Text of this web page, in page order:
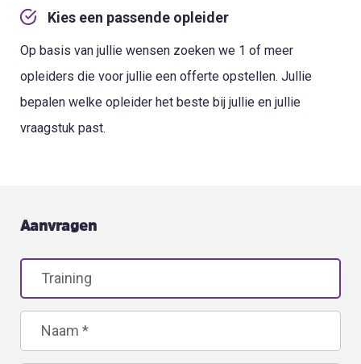
Kies een passende opleider
Op basis van jullie wensen zoeken we 1 of meer
opleiders die voor jullie een offerte opstellen. Jullie
bepalen welke opleider het beste bij jullie en jullie
vraagstuk past.
Aanvragen
Leave
this
field
blank